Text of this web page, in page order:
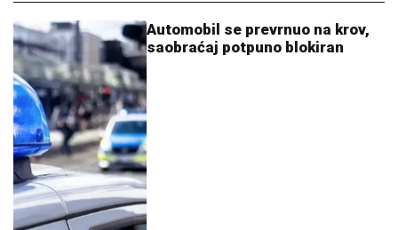
Automobil se prevrnuo na krov,
saobraćaj potpuno blokiran